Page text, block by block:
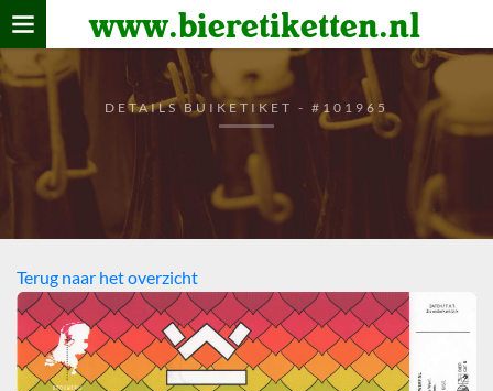
www.bieretiketten.nl
Home
verzamelen
De bierkaart
Bezoekers
DETAILS BUIKETIKET - #101965
Terug naar het overzicht